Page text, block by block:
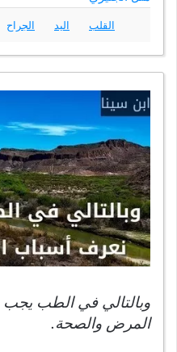
القلب اليد الجراح
وبالتالي في الطب يجب
المرض والصحة.